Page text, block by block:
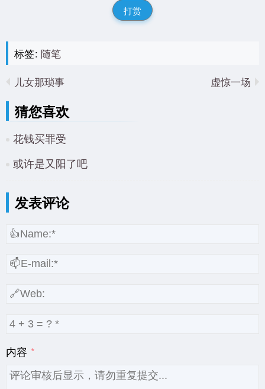
打赏
标签: 随笔
儿女那琐事
虚惊一场
猜您喜欢
花钱买罪受
或许是又阳了吧
发表评论
内容